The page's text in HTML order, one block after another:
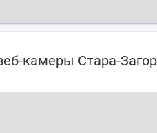
камеры Стара-